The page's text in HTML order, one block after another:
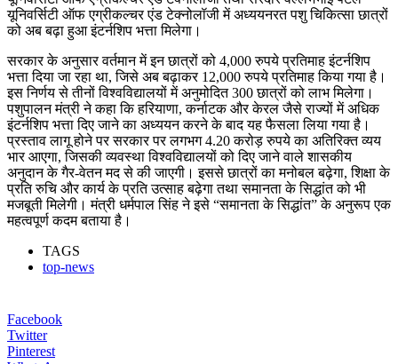
यूनिवर्सिटी ऑफ एग्रीकल्चर एंड टेक्नोलॉजी में अध्ययनरत पशु चिकित्सा छात्रों
को अब बढ़ा हुआ इंटर्नशिप भत्ता मिलेगा।
सरकार के अनुसार वर्तमान में इन छात्रों को 4,000 रुपये प्रतिमाह इंटर्नशिप
भत्ता दिया जा रहा था, जिसे अब बढ़ाकर 12,000 रुपये प्रतिमाह किया गया है।
इस निर्णय से तीनों विश्वविद्यालयों में अनुमोदित 300 छात्रों को लाभ मिलेगा।
पशुपालन मंत्री ने कहा कि हरियाणा, कर्नाटक और केरल जैसे राज्यों में अधिक
इंटर्नशिप भत्ता दिए जाने का अध्ययन करने के बाद यह फैसला लिया गया है।
प्रस्ताव लागू होने पर सरकार पर लगभग 4.20 करोड़ रुपये का अतिरिक्त व्यय
भार आएगा, जिसकी व्यवस्था विश्वविद्यालयों को दिए जाने वाले शासकीय
अनुदान के गैर-वेतन मद से की जाएगी। इससे छात्रों का मनोबल बढ़ेगा, शिक्षा के
प्रति रुचि और कार्य के प्रति उत्साह बढ़ेगा तथा समानता के सिद्धांत को भी
मजबूती मिलेगी। मंत्री धर्मपाल सिंह ने इसे “समानता के सिद्धांत” के अनुरूप एक
महत्वपूर्ण कदम बताया है।
TAGS
top-news
Facebook
Twitter
Pinterest